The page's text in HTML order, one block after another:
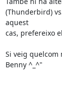
(Thunderbird)
aquest
cas, prefereixo
Si veig quelcom
Benny ^_^"